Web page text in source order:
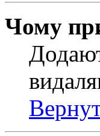
Чому